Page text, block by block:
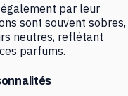
par leur
sont souvent sobres,
neutres, reflétant
parfums.